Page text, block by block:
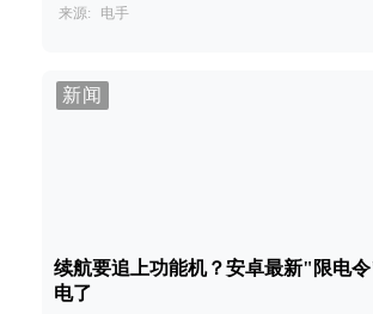
来源: 电手
新闻
续航要追上功能机？安卓最新"限电
电了